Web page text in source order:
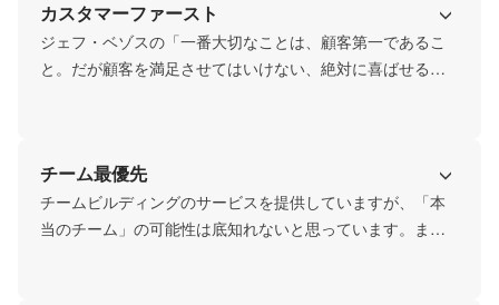
カスタマーファースト
ジェフ・ベゾスの「一番大切なことは、顧客第一であるこ
と。だが顧客を満足させてはいけない、絶対に喜ばせるの
チーム最優先
チームビルディングのサービスを提供していますが、「本
当のチーム」の可能性は底知れないと思っています。まだ